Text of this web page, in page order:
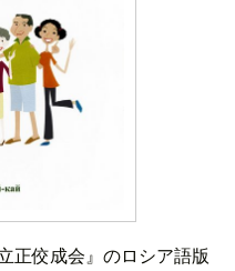
正佼成会』のロシア語版